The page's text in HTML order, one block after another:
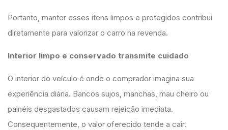
Portanto, manter esses itens limpos e protegidos contribui
diretamente para valorizar o carro na revenda.
Interior limpo e conservado transmite cuidado
O interior do veículo é onde o comprador imagina sua
experiência diária. Bancos sujos, manchas, mau cheiro ou
painéis desgastados causam rejeição imediata.
Consequentemente, o valor oferecido tende a cair.